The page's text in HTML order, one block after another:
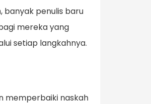
banyak penulis baru
mereka yang
setiap langkahnya.
memperbaiki naskah